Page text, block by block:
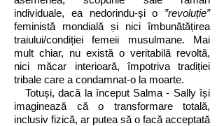
individuale, ea nedorindu-și o ”revoluție”
feministă mondială și nici îmbunătățirea
traiului/condiției femeii musulmane. Mai
mult chiar, nu există o veritabilă revoltă,
nici măcar interioară, împotriva tradiției
tribale care a condamnat-o la moarte.
Totuși, dacă la început Salma - Sally își
imaginează că o transformare totală,
inclusiv fizică, ar putea să o facă acceptată